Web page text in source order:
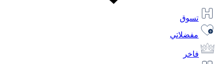
تسوق
مفضلاتي
فاخر